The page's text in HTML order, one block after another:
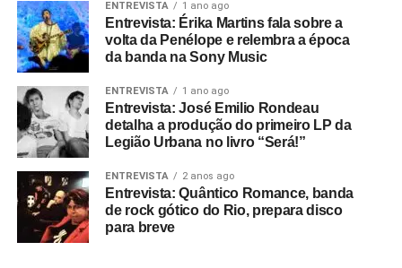
ENTREVISTA 1 ano ago
Entrevista: Érika Martins fala sobre a
volta da Penélope e relembra a época
da banda na Sony Music
ENTREVISTA 1 ano ago
Entrevista: José Emilio Rondeau
detalha a produção do primeiro LP da
Legião Urbana no livro “Será!”
ENTREVISTA 2 anos ago
Entrevista: Quântico Romance, banda
de rock gótico do Rio, prepara disco
para breve